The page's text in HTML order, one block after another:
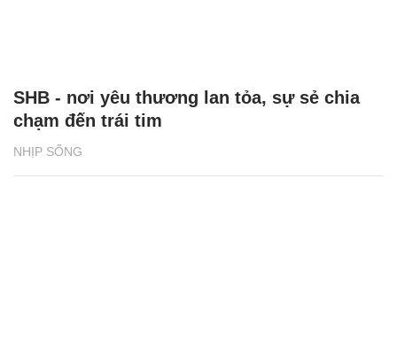
NHỊP SỐNG
SHB - nơi yêu thương lan tỏa, sự sẻ chia
chạm đến trái tim